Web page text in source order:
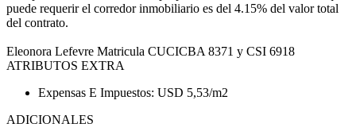
puede requerir el corredor inmobiliario es del 4.15% del valor total
del contrato.
Eleonora Lefevre Matricula CUCICBA 8371 y CSI 6918
ATRIBUTOS EXTRA
Expensas E Impuestos: USD 5,53/m2
ADICIONALES